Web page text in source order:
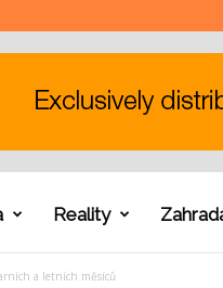
Reality
a letních měsíců